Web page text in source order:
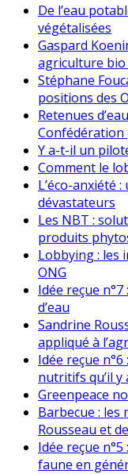
De l’eau
végétalisées
Gaspard
agriculture bio
Stéphane
positions des
Retenues
Confédération
Y a-t-il un
Comment le
L’éco-anxiété
dévastateurs
Les NBT :
produits
Lobbying : les
ONG
Idée reçue
d’eau
Sandrine
appliqué à
Idée reçue
nutritifs qu’il y
Greenpeace
Barbecue : les
Rousseau et
Idée reçue
faune en